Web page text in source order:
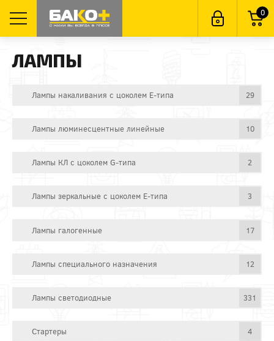
0
ЛАМПЫ
Лампы накаливания с цоколем E-типа 29
Лампы люминесцентные линейные 10
Лампы КЛ с цоколем G-типа 2
Лампы зеркальные с цоколем E-типа 3
Лампы галогенные 17
Лампы специального назначения 12
Лампы светодиодные 331
Стартеры 4